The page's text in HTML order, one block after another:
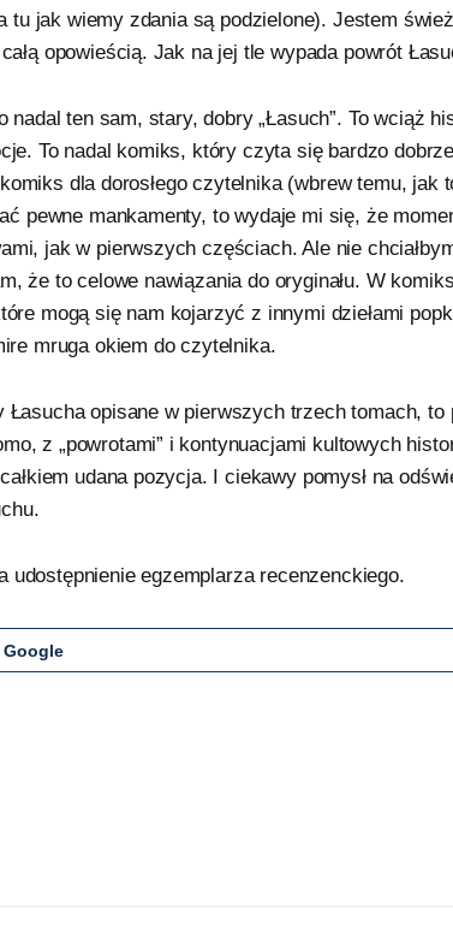
tu jak wiemy zdania są podzielone). Jestem
opowieścią. Jak na jej tle wypada powrót
nadal ten sam, stary, dobry „Łasuch”. To wciąż
To nadal komiks, który czyta się bardzo
dla dorosłego czytelnika (wbrew temu, jak
pewne mankamenty, to wydaje mi się, że
jak w pierwszych częściach. Ale nie
że to celowe nawiązania do oryginału. W
mogą się nam kojarzyć z innymi dziełami
mruga okiem do czytelnika.
Łasucha opisane w pierwszych trzech tomach, to
z „powrotami” i kontynuacjami kultowych
udana pozycja. I ciekawy pomysł na
udostępnienie egzemplarza recenzenckiego.